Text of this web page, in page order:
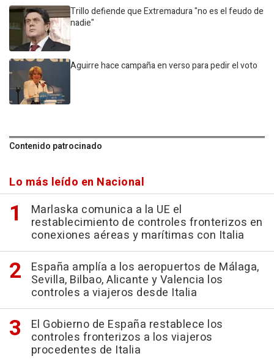
Trillo defiende que Extremadura "no es el feudo de
nadie"
Aguirre hace campaña en verso para pedir el voto
Contenido patrocinado
Lo más leído en Nacional
Marlaska comunica a la UE el
restablecimiento de controles fronterizos en
conexiones aéreas y marítimas con Italia
España amplía a los aeropuertos de Málaga,
Sevilla, Bilbao, Alicante y Valencia los
controles a viajeros desde Italia
El Gobierno de España restablece los
controles fronterizos a los viajeros
procedentes de Italia